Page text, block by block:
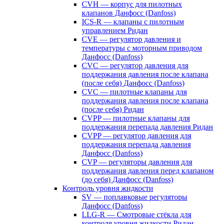
CVH — корпус для пилотных
клапанов Данфосс (Danfoss)
ICS-R — клапаны с пилотным
управлением Ридан
CVE — регулятор давления и
температуры с моторным приводом
Данфосс (Danfoss)
CVС — регулятор давления для
поддержания давления после клапана
(после себя) Данфосс (Danfoss)
CVС — пилотные клапаны для
поддержания давления после клапана
(после себя) Ридан
CVPP — пилотные клапаны для
поддержания перепада давления Ридан
CVPP — регулятор давления для
поддержания перепада давления
Данфосс (Danfoss)
CVP — регуляторы давления для
поддержания давления перед клапаном
(до себя) Данфосс (Danfoss)
Контроль уровня жидкости
SV — поплавковые регуляторы
Данфосс (Danfoss)
LLG-R — Смотровые стёкла для